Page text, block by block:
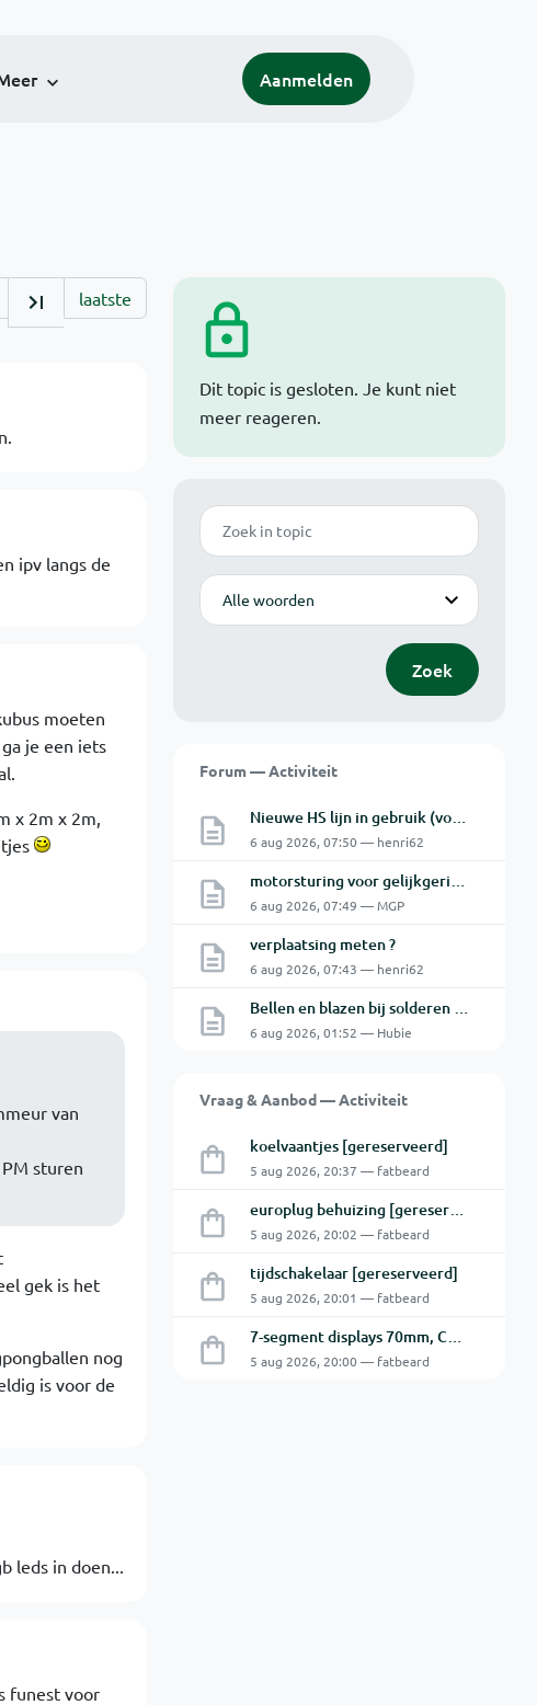
Aanmelden
Dit topic is gesloten. Je kunt niet
meer reageren.
Zoek
Modus
Zoek
Forum — Activiteit
Nieuwe HS lijn in gebruik (vooral voor Antwerpse haven en een beetje NL)
6 aug 2026, 07:50 — henri62
motorsturing voor gelijkgerichte 230V DC motor
6 aug 2026, 07:49 — MGP
verplaatsing meten ?
6 aug 2026, 07:43 — henri62
Bellen en blazen bij solderen van Chinese PCBs
6 aug 2026, 01:52 — Hubie
Vraag & Aanbod — Activiteit
koelvaantjes [gereserveerd]
5 aug 2026, 20:37 — fatbeard
europlug behuizing [gereserveerd]
5 aug 2026, 20:02 — fatbeard
tijdschakelaar [gereserveerd]
5 aug 2026, 20:01 — fatbeard
7-segment displays 70mm, CA [gereserveerd]
5 aug 2026, 20:00 — fatbeard
laatste
ipv langs de
moeten
je een iets
x 2m x 2m,
van
sturen
gek is het
nog
is voor de
leds in doen...
funest voor